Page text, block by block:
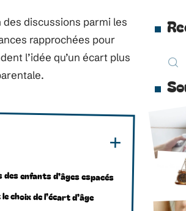
des discussions parmi les
rapprochées pour
l’idée qu’un écart plus
enfants d’âges espacés
choix de l’écart d’âge